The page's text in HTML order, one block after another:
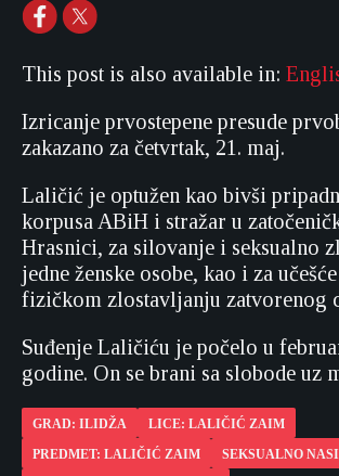
This post is also available in:
Izricanje prvostepene presude
zakazano za četvrtak, 21. maj.
Laličić je optužen kao bivši
korpusa ABiH i stražar u
Hrasnici, za silovanje i seksualno
jedne ženske osobe, kao i za
fizičkom zlostavljanju zatvorenog
Suđenje Laličiću je počelo u
godine. On se brani sa slobode uz
GRAD: ILIDŽA
LICE: LALIČIĆ ZAIM
PREDMET: LALIČIĆ ZAIM
SEKSUALNO